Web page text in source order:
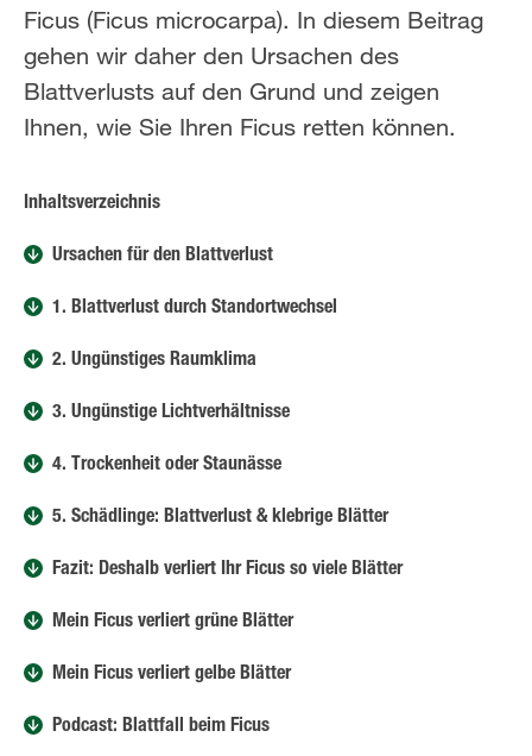
Ficus (Ficus microcarpa). In diesem Beitrag
gehen wir daher den Ursachen des
Blattverlusts auf den Grund und zeigen
Ihnen, wie Sie Ihren Ficus retten können.
Inhaltsverzeichnis
Ursachen für den Blattverlust
1. Blattverlust durch Standortwechsel
2. Ungünstiges Raumklima
3. Ungünstige Lichtverhältnisse
4. Trockenheit oder Staunässe
5. Schädlinge: Blattverlust & klebrige Blätter
Fazit: Deshalb verliert Ihr Ficus so viele Blätter
Mein Ficus verliert grüne Blätter
Mein Ficus verliert gelbe Blätter
Podcast: Blattfall beim Ficus